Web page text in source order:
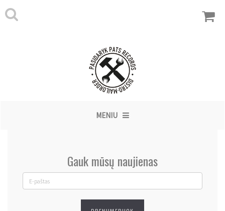
MENIU
Gauk mūsų naujienas